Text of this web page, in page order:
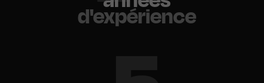
d'expérience